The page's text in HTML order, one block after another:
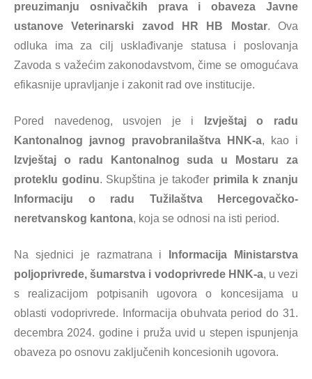
preuzimanju osnivačkih prava i obaveza Javne
ustanove Veterinarski zavod HR HB Mostar. Ova
odluka ima za cilj usklađivanje statusa i poslovanja
Zavoda s važećim zakonodavstvom, čime se omogućava
efikasnije upravljanje i zakonit rad ove institucije.
Pored navedenog, usvojen je i
Izvještaj o radu
Kantonalnog javnog pravobranilaštva HNK-a, kao i
Izvještaj o radu Kantonalnog suda u Mostaru za
proteklu godinu. Skupština je također primila k znanju
Informaciju o radu Tužilaštva Hercegovačko-
neretvanskog kantona, koja se odnosi na isti period.
Na sjednici je razmatrana i
Informacija Ministarstva
poljoprivrede, šumarstva i vodoprivrede HNK-a, u vezi
s realizacijom potpisanih ugovora o koncesijama u
oblasti vodoprivrede. Informacija obuhvata period do 31.
decembra 2024. godine i pruža uvid u stepen ispunjenja
obaveza po osnovu zaključenih koncesionih ugovora.